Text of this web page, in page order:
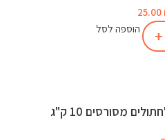
25.00
הוספה לסל
מסורסים 10 ק"ג